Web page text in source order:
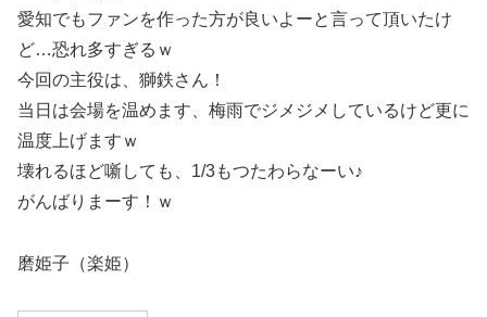
愛知でもファンを作った方が良いよーと言って頂いたけ
ど…恐れ多すぎるｗ
今回の主役は、獅鉄さん！
当日は会場を温めます、梅雨でジメジメしているけど更に
温度上げますｗ
壊れるほど噺しても、1/3もつたわらなーい♪
がんばりまーす！ｗ
磨姫子（楽姫）